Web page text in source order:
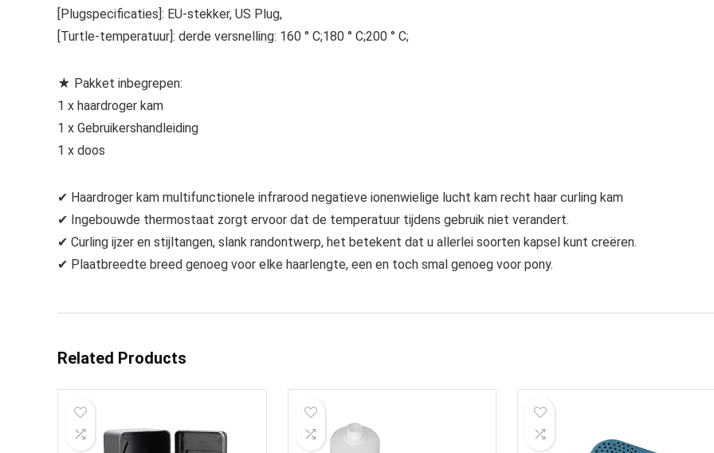
[Plugspecificaties]: EU-stekker, US Plug,
[Turtle-temperatuur]: derde versnelling: 160 ° C;180 ° C;200 ° C;
★ Pakket inbegrepen:
1 x haardroger kam
1 x Gebruikershandleiding
1 x doos
✔ Haardroger kam multifunctionele infrarood negatieve ionenwielige lucht kam recht haar curling kam
✔ Ingebouwde thermostaat zorgt ervoor dat de temperatuur tijdens gebruik niet verandert.
✔ Curling ijzer en stijltangen, slank randontwerp, het betekent dat u allerlei soorten kapsel kunt creëren.
✔ Plaatbreedte breed genoeg voor elke haarlengte, een en toch smal genoeg voor pony.
Related Products